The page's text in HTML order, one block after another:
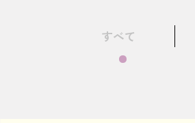
すべて